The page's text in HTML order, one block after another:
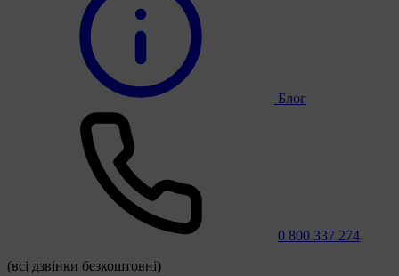
Блог
0 800 337 274
(всі дзвінки безкоштовні)